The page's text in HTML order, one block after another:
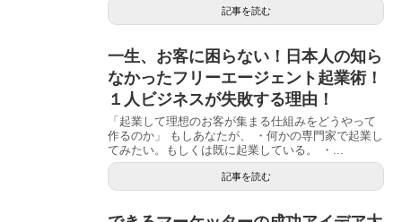
記事を読む
一生、お客に困らない！日本人の知ら
なかったフリーエージェント起業術！
１人ビジネスが失敗する理由！
「起業して理想のお客が集まる仕組みをどうやって
作るのか」 もしあなたが、 ・何かの専門家で起業し
てみたい。もしくは既に起業している。 ・...
記事を読む